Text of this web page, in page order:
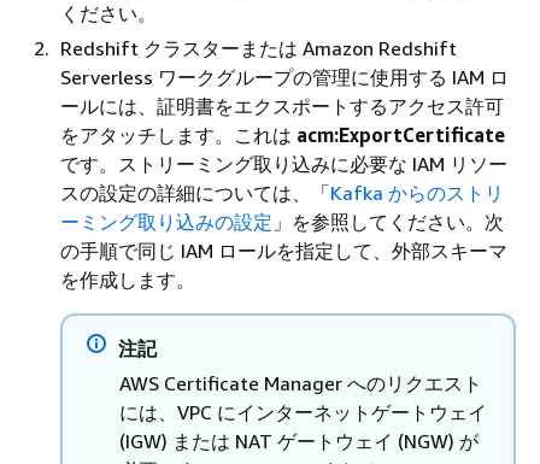
ください。
Redshift クラスターまたは Amazon Redshift
Serverless ワークグループの管理に使用する IAM ロ
ールには、証明書をエクスポートするアクセス許可
をアタッチします。これは acm:ExportCertificate
です。ストリーミング取り込みに必要な IAM リソー
スの設定の詳細については、「Kafka からのストリ
ーミング取り込みの設定 」を参照してください。次
の手順で同じ IAM ロールを指定して、外部スキーマ
を作成します。
注記
AWS Certificate Manager へのリクエスト
には、VPC にインターネットゲートウェイ
(IGW) または NAT ゲートウェイ (NGW) が